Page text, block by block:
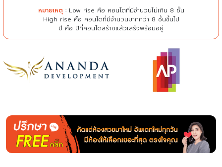
หมายเหตุ : Low rise คือ คอนโดที่มีจำนวนไม่เกิน 8 ชั้น
High rise คือ คอนโดที่มีจำนวนมากกว่า 8 ชั้นขึ้นไป
ปี คือ ปีที่คอนโดสร้างแล้วเสร็จพร้อมอยู่